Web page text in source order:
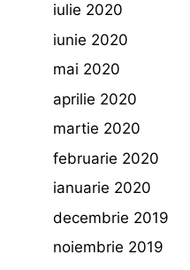
iulie 2020
iunie 2020
mai 2020
aprilie 2020
martie 2020
februarie 2020
ianuarie 2020
decembrie 2019
noiembrie 2019